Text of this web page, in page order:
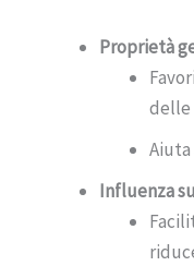
Proprietà
delle
Influenza